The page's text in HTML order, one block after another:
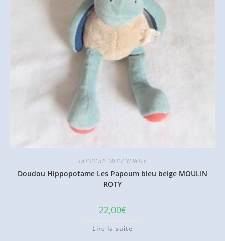
DOUDOUS MOULIN ROTY
Doudou Hippopotame Les Papoum bleu beige MOULIN
ROTY
22,00€
Lire la suite